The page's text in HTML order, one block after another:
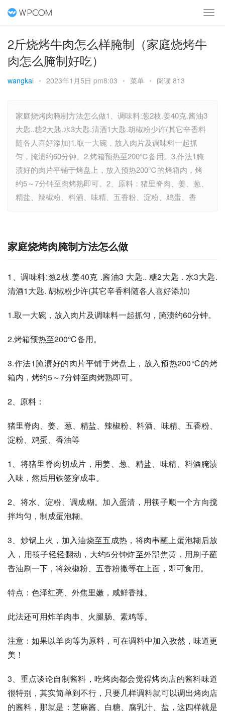
2斤烧烤牛肉怎么样腌制（家庭烧烤牛
肉怎么腌制好吃）
wangkai • 2023年1月5日 pm8:03 • 菜单 • 阅读 813
家庭烧烤肉腌制方法怎么做1、调味料:葱2枝.姜40克.酱油3
大匙..糖2大匙.水3大匙.清酒1大匙.胡椒粉少许(其它辛香料
随各人喜好添加)1.取一大碗，放入肉片及调味料一起抓
匀，腌渍约60分钟。2.烤箱预热至200℃备用。3.作法1腌
渍好的肉片平铺于烤盘上，放入预热200℃的烤箱内，烤
约5～7分钟至肉烤熟即可。2、原料：猪里脊肉、姜、葱、
精盐、辣椒粉、料酒、味精、五香粉、淀粉、鸡蛋、香
家庭烧烤肉腌制方法怎么做
1、调味料:葱2枝.姜40克 .酱油3 大匙.. 糖2大匙 . 水3大匙.
清酒1大匙. 胡椒粉少许(其它辛香料随各人喜好添加)
1.取一大碗，放入肉片及调味料一起抓匀，腌渍约60分钟。
2.烤箱预热至200℃备用。
3.作法1腌渍好的肉片平铺于烤盘上，放入预热200℃的烤
箱内，烤约5～7分钟至肉烤熟即可。
2、原料：
猪里脊肉、姜、葱、精盐、辣椒粉、料酒、味精、五香粉、
淀粉、鸡蛋、香油等
1、将猪里脊肉切成片，用姜、葱、精盐、味精、料酒腌渍
入味，然后用铁签穿成串。
2、将水、淀粉、调成糊。加入蛋清，用筷子顺一个方向搅
拌均匀，制成蛋泡糊。
3、炒锅上火，加入油烧至五成热，将肉串蘸上蛋泡糊后放
入，用筷子轻轻翻动，大约5分钟炸至外部焦黄，用刷子蘸
香油刷一下，将辣椒粉、五香粉撒等在上面，即可食用。
特点：色泽红亮、外焦里嫩，咸鲜香辣。
此法还可用炸羊肉串、火腿肠、素鸡等。
注意：如果以羊肉等为原料，可在调料中加入孜然，味道更
美！
3、重点谈论自制酱料，吃烤肉都会觉得烤肉店的酱料味道
很特别，其实简单到不行，只要几样调料就可以调出烤肉店
的酱料，那就是：芝麻酱、白糖、腐乳汁、盐，这四样就是